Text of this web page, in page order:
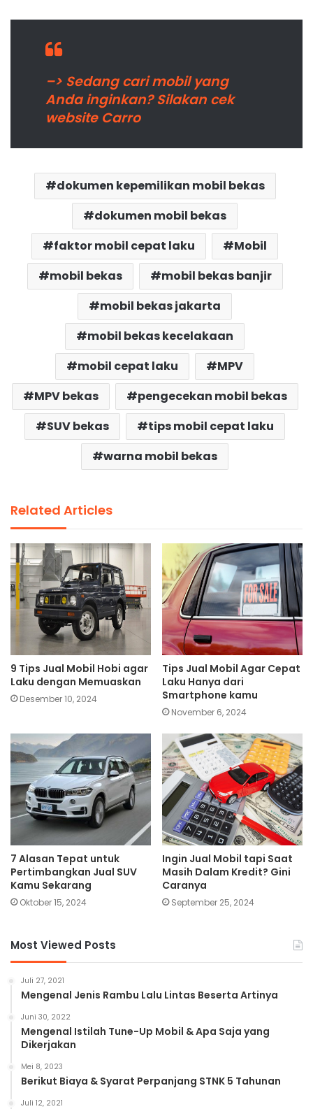
–> Sedang cari mobil yang
Anda inginkan? Silakan cek
website Carro
dokumen kepemilikan mobil bekas
dokumen mobil bekas
faktor mobil cepat laku
Mobil
mobil bekas
mobil bekas banjir
mobil bekas jakarta
mobil bekas kecelakaan
mobil cepat laku
MPV
MPV bekas
pengecekan mobil bekas
SUV bekas
tips mobil cepat laku
warna mobil bekas
Related Articles
9 Tips Jual Mobil Hobi agar
Laku dengan Memuaskan
Desember 10, 2024
Tips Jual Mobil Agar Cepat
Laku Hanya dari
Smartphone kamu
November 6, 2024
7 Alasan Tepat untuk
Pertimbangkan Jual SUV
Kamu Sekarang
Oktober 15, 2024
Ingin Jual Mobil tapi Saat
Masih Dalam Kredit? Gini
Caranya
September 25, 2024
Most Viewed Posts
Juli 27, 2021
Mengenal Jenis Rambu Lalu Lintas Beserta Artinya
Juni 30, 2022
Mengenal Istilah Tune-Up Mobil & Apa Saja yang
Dikerjakan
Mei 8, 2023
Berikut Biaya & Syarat Perpanjang STNK 5 Tahunan
Juli 12, 2021